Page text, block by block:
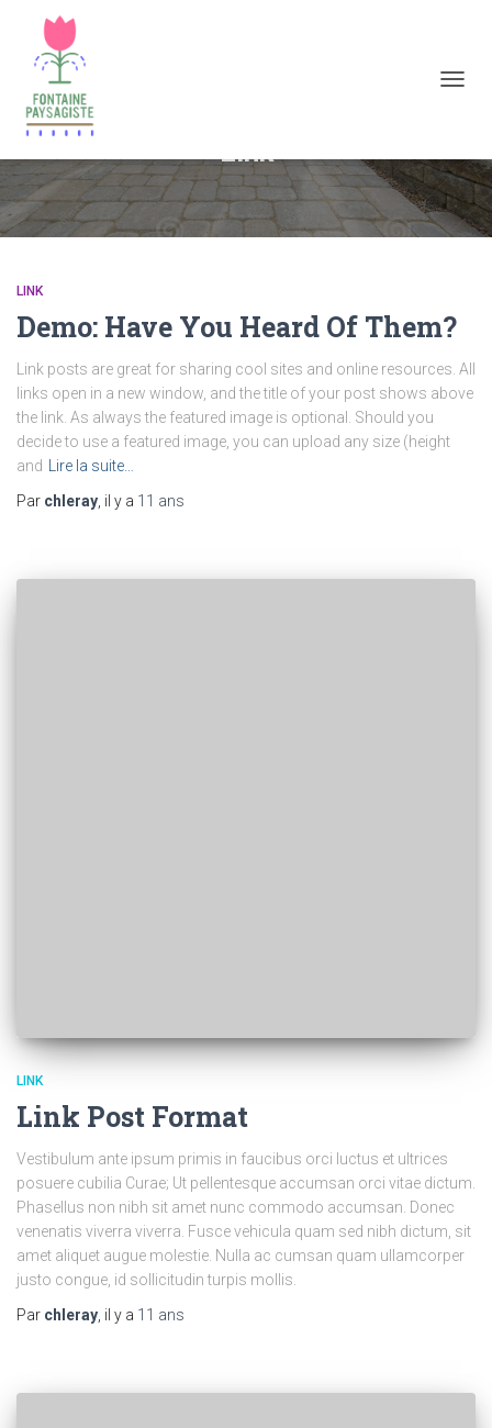
Link
LINK
Demo: Have You Heard Of Them?
Link posts are great for sharing cool sites and online resources. All
links open in a new window, and the title of your post shows above
the link. As always the featured image is optional. Should you
decide to use a featured image, you can upload any size (height
and
Lire la suite…
Par chleray , il y a 11 ans
LINK
Link Post Format
Vestibulum ante ipsum primis in faucibus orci luctus et ultrices
posuere cubilia Curae; Ut pellentesque accumsan orci vitae dictum.
Phasellus non nibh sit amet nunc commodo accumsan. Donec
venenatis viverra viverra. Fusce vehicula quam sed nibh dictum, sit
amet aliquet augue molestie. Nulla ac cumsan quam ullamcorper
justo congue, id sollicitudin turpis mollis.
Par chleray , il y a 11 ans